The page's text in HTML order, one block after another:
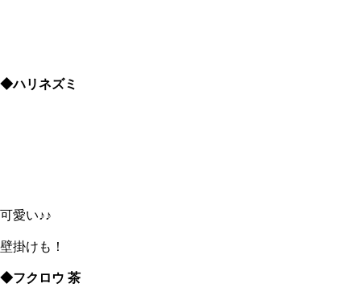
◆ハリネズミ
可愛い♪♪
壁掛けも！
◆フクロウ 茶